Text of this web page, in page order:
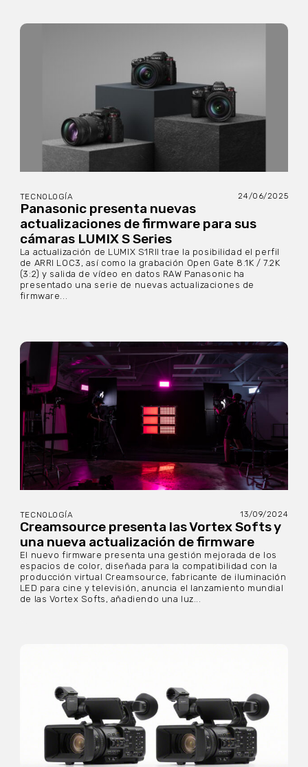
TECNOLOGÍA 24/06/2025
Panasonic presenta nuevas
actualizaciones de firmware para sus
cámaras LUMIX S Series
La actualización de LUMIX S1RII trae la posibilidad el perfil
de ARRI LOC3, así como la grabación Open Gate 8.1K / 7.2K
(3:2) y salida de vídeo en datos RAW Panasonic ha
presentado una serie de nuevas actualizaciones de
firmware...
TECNOLOGÍA 13/09/2024
Creamsource presenta las Vortex Softs y
una nueva actualización de firmware
El nuevo firmware presenta una gestión mejorada de los
espacios de color, diseñada para la compatibilidad con la
producción virtual Creamsource, fabricante de iluminación
LED para cine y televisión, anuncia el lanzamiento mundial
de las Vortex Softs, añadiendo una luz...